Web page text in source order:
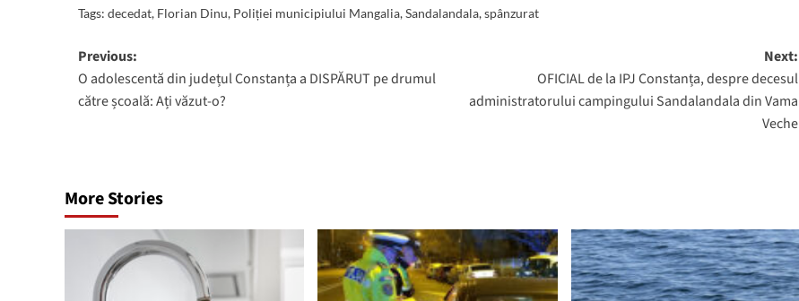
Tags: decedat, Florian Dinu, Poliției municipiului Mangalia,Sandalandala,spânzurat
Post
navigation
Previous:
O adolescentă din județul Constanța a DISPĂRUT pe drumul
către școală: Ați văzut-o?
Next:
OFICIAL de la IPJ Constanța, despre decesul
administratorului campingului Sandalandala din Vama
Veche
More Stories